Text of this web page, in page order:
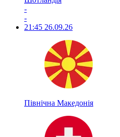
-
-
21:45 26.09.26
Північна Македонія